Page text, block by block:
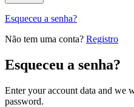
Esqueceu a senha?
Não tem uma conta? Registro
Esqueceu a senha?
Enter your account data and we
password.